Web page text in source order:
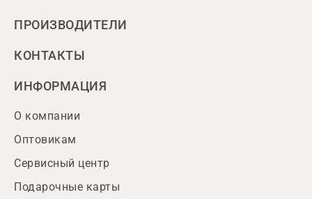
ПРОИЗВОДИТЕЛИ
КОНТАКТЫ
ИНФОРМАЦИЯ
О компании
Оптовикам
Сервисный центр
Подарочные карты